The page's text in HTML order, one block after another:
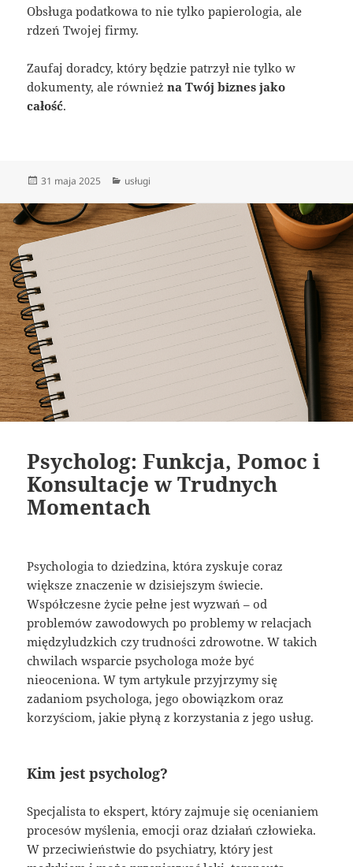
Obsługa podatkowa to nie tylko papierologia, ale
rdzeń Twojej firmy.
Zaufaj doradcy, który będzie patrzył nie tylko w
dokumenty, ale równieżna Twój biznes jako
całość.
Data
31 maja 2025 Kategorie
usługi
Psycholog: Funkcja, Pomoc i
Konsultacje w Trudnych
Momentach
Psychologia to dziedzina, która zyskuje coraz
większe znaczenie w dzisiejszym świecie.
Współczesne życie pełne jest wyzwań – od
problemów zawodowych po problemy w relacjach
międzyludzkich czy trudności zdrowotne. W takich
chwilach wsparcie psychologa może być
nieoceniona. W tym artykule przyjrzymy się
zadaniom psychologa, jego obowiązkom oraz
korzyściom, jakie płyną z korzystania z jego usług.
Kim jest psycholog?
Specjalista to ekspert, który zajmuje się ocenianiem
procesów myślenia, emocji oraz działań człowieka.
W przeciwieństwie do psychiatry, który jest